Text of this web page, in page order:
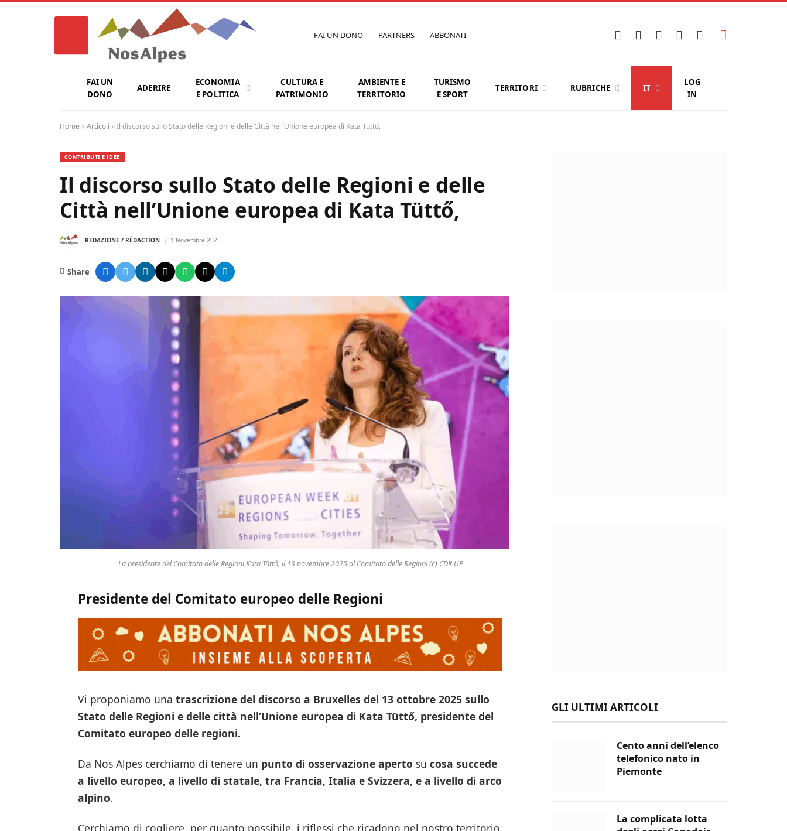
FAI UN DONO PARTNERS ABBONATI Facebook
X
Instagram
YouTubeLinkedIn
FAI UN
DONO
ADERIRE
ECONOMIA
E POLITICA
CULTURA E
PATRIMONIO
AMBIENTE E
TERRITORIO
TURISMO
E SPORT
TERRITORI RUBRICHE IT
LOG
IN
Home »Articoli »Il discorso sullo Stato delle Regioni e delle Città nell’Unione europea di Kata Tüttő,
CONTRIBUTI E IDEE
Il discorso sullo Stato delle Regioni e delle
Città nell’Unione europea di Kata Tüttő,
REDAZIONE / RÉDACTION 1 Novembre 2025
Share
La presidente del Comitato delle Regioni Kata Tüttő, il 13 novembre 2025 al Comitato delle Regioni (c) CDR UE
Presidente del Comitato europeo delle Regioni
Vi proponiamo una trascrizione del discorso a Bruxelles del 13 ottobre 2025 sullo
Stato delle Regioni e delle città nell’Unione europea di Kata Tüttő, presidente del
Comitato europeo delle regioni.
Da Nos Alpes cerchiamo di tenere un punto di osservazione aperto su cosa succede
a livello europeo, a livello di statale, tra Francia, Italia e Svizzera, e a livello di arco
alpino.
Cerchiamo di cogliere, per quanto possibile, i riflessi che ricadono nel nostro territorio
GLI ULTIMI ARTICOLI
Cento anni dell’elenco
telefonico nato in
Piemonte
La complicata lotta